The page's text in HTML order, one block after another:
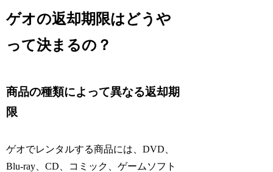
ゲオの返却期限はどうや
って決まるの？
商品の種類によって異なる返却期
限
ゲオでレンタルする商品には、DVD、
Blu-ray、CD、コミック、ゲームソフト